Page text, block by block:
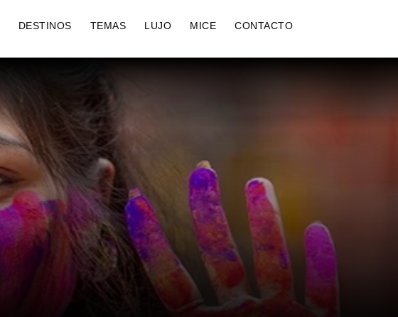
DESTINOS TEMAS LUJO MICE CONTACTO